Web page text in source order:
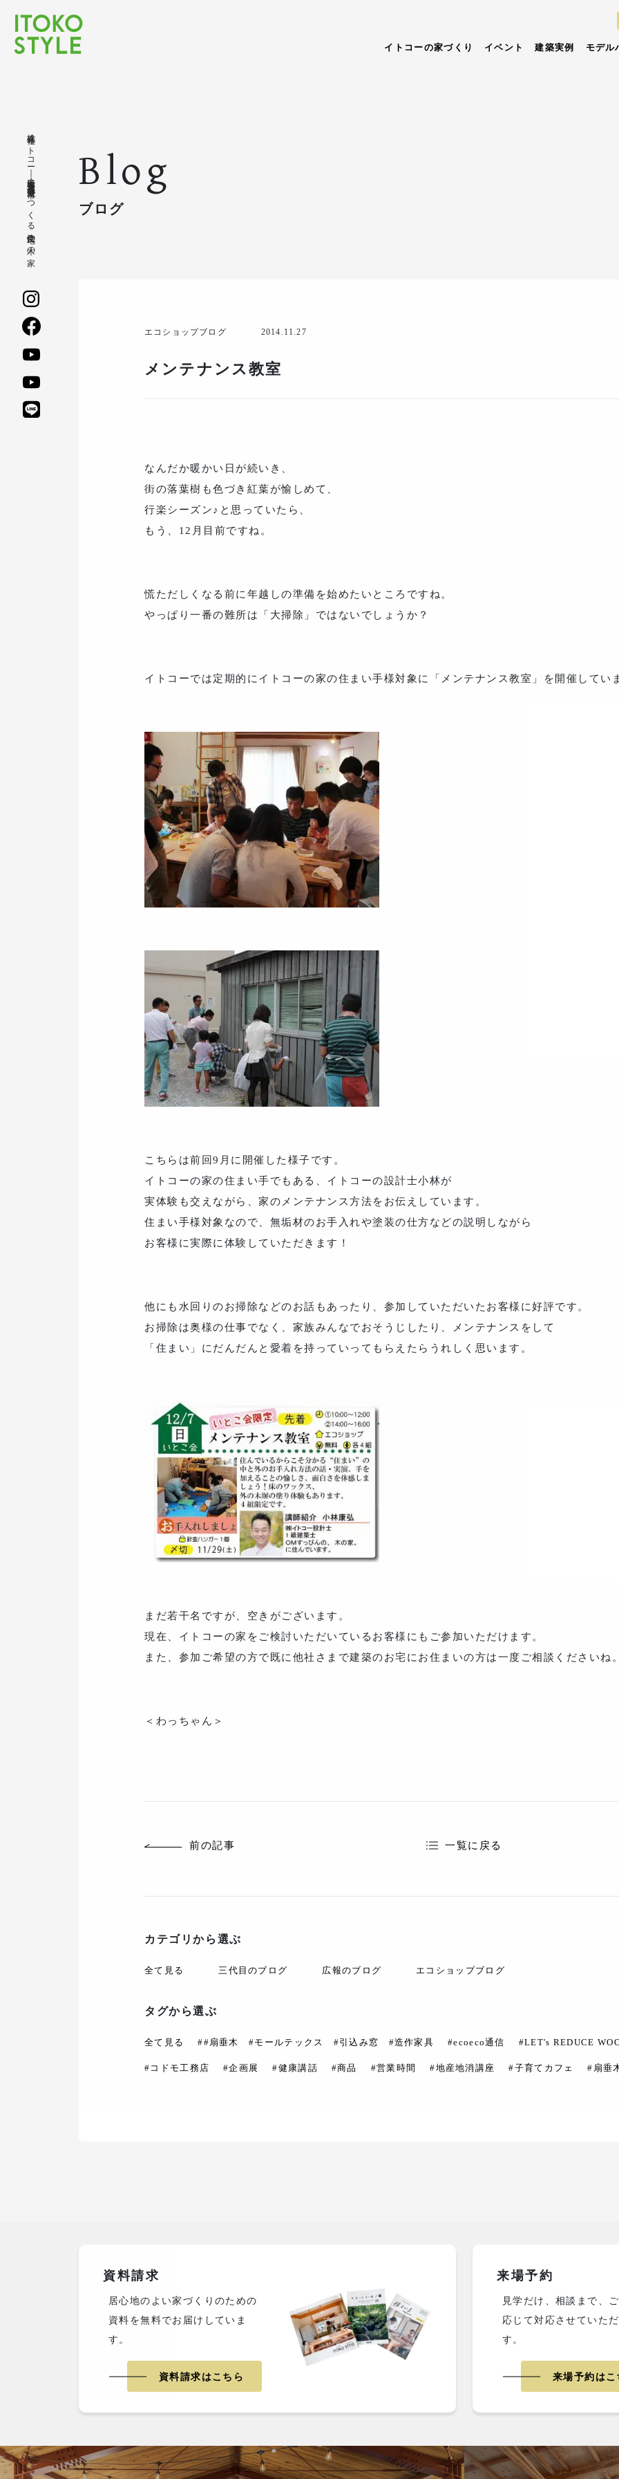
イトコーの家づくり イベント 建築実例 モデル
株式会社イトコー｜豊橋市・豊川市・蒲郡市・新城市でつくる注文住宅の木の家 Blog
ブログ
エコショップブログ 2014.11.27
メンテナンス教室
なんだか暖かい日が続いき、
街の落葉樹も色づき紅葉が愉しめて、
行楽シーズン♪と思っていたら、
もう、12月目前ですね。
慌ただしくなる前に年越しの準備を始めたいところですね。
やっぱり一番の難所は「大掃除」ではないでしょうか？
イトコーでは定期的にイトコーの家の住まい手様対象に「メンテナンス教室」を開催してい
こちらは前回9月に開催した様子です。
イトコーの家の住まい手でもある、イトコーの設計士小林が
実体験も交えながら、家のメンテナンス方法をお伝えしています。
住まい手様対象なので、無垢材のお手入れや塗装の仕方などの説明しながら
お客様に実際に体験していただきます！
他にも水回りのお掃除などのお話もあったり、参加していただいたお客様に好評です。
お掃除は奥様の仕事でなく、家族みんなでおそうじしたり、メンテナンスをして
「住まい」にだんだんと愛着を持っていってもらえたらうれしく思います。
まだ若干名ですが、空きがございます。
現在、イトコーの家をご検討いただいているお客様にもご参加いただけます。
また、参加ご希望の方で既に他社さまで建築のお宅にお住まいの方は一度ご相談くださいね
＜わっちゃん＞
前の記事 一覧に戻る
カテゴリから選ぶ
全て見る 三代目のブログ 広報のブログ エコショップブログ
タグから選ぶ
全て見る ##扇垂木 #モールテックス #引込み窓 #造作家具 #ecoeco通信 #LET's REDUCE
#コドモ工務店 #企画展 #健康講話 #商品 #営業時間 #地産地消講座 #子育てカフェ #扇垂
資料請求
居心地のよい家づくりのための
資料を無料でお届けしていま
す。
資料請求はこちら
来場予約
見学だけ、相談まで、
応じて対応させていた
す。
来場予約はこ